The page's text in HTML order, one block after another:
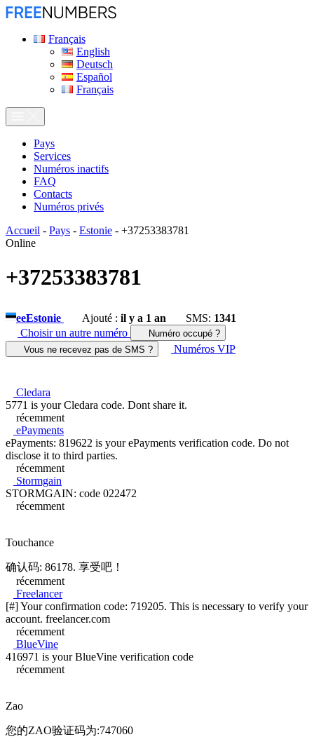
Français
English
Deutsch
Español
Français
Pays
Services
Numéros inactifs
FAQ
Contacts
Numéros privés
Accueil - Pays - Estonie - +37253383781
Online
+37253383781
eeEstonie Ajouté : il y a 1 an SMS: 1341
Choisir un autre numéro
Numéro occupé ?
Vous ne recevez pas de SMS ?
Numéros VIP
Cledara
5771 is your Cledara code. Dont share it.
récemment
ePayments
ePayments: 819622 is your ePayments verification code. Do not
disclose it to third parties.
récemment
Stormgain
STORMGAIN: code 022472
récemment
Touchance
确认码: 86178. 享受吧！
récemment
Freelancer
[#] Your confirmation code: 719205. This is necessary to verify your
account. freelancer.com
récemment
BlueVine
416971 is your BlueVine verification code
récemment
Zao
您的ZAO验证码为:747060